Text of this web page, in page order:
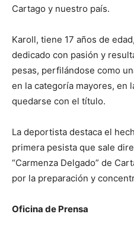
Cartago y nuestro país.
Karoll, tiene 17 años de
dedicado con pasión y
pesas, perfilándose como
en la categoría mayores, en
quedarse con el título.
La deportista destaca el
primera pesista que sale
“Carmenza Delgado” de
por la preparación y
Oficina de Prensa